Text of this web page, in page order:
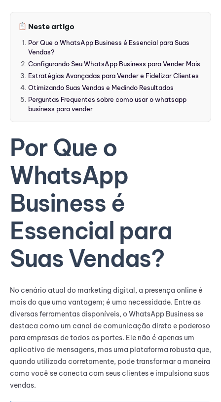
Neste artigo
Por Que o WhatsApp Business é Essencial para Suas
Vendas?
Configurando Seu WhatsApp Business para Vender Mais
Estratégias Avançadas para Vender e Fidelizar Clientes
Otimizando Suas Vendas e Medindo Resultados
Perguntas Frequentes sobre como usar o whatsapp
business para vender
Por Que o
WhatsApp
Business é
Essencial para
Suas Vendas?
No cenário atual do marketing digital, a presença online é
mais do que uma vantagem; é uma necessidade. Entre as
diversas ferramentas disponíveis, o WhatsApp Business se
destaca como um canal de comunicação direto e poderoso
para empresas de todos os portes. Ele não é apenas um
aplicativo de mensagens, mas uma plataforma robusta que,
quando utilizada corretamente, pode transformar a maneira
como você se conecta com seus clientes e impulsiona suas
vendas.